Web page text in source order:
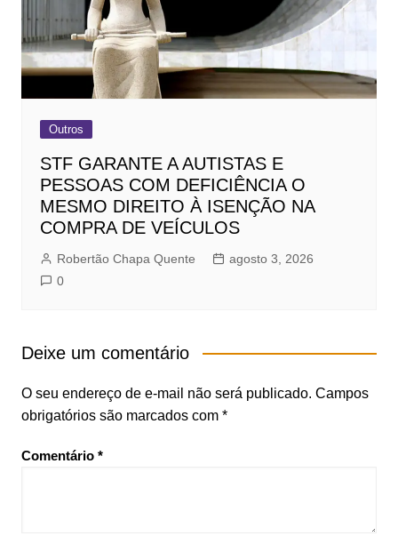
Outros
STF GARANTE A AUTISTAS E
PESSOAS COM DEFICIÊNCIA O
MESMO DIREITO À ISENÇÃO NA
COMPRA DE VEÍCULOS
Robertão Chapa Quente
agosto 3, 2026
0
Deixe um comentário
O seu endereço de e-mail não será publicado. Campos
obrigatórios são marcados com *
Comentário *